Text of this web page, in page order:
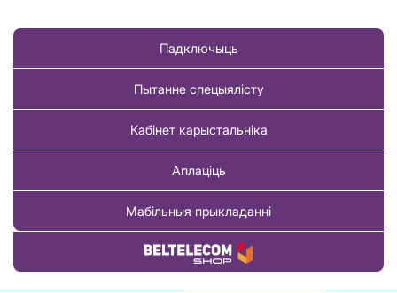
Падключыць
Пытанне спецыялісту
Кабінет карыстальніка
Аплаціць
Мабільныя прыкладанні
Купіць тавар